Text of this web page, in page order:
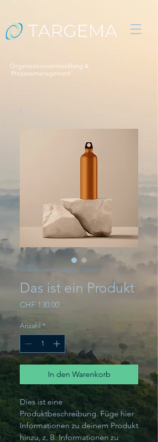
Organisationsentwicklung &
Prozessmanagement
Artikelnummer: 284215376135191
Das ist ein Produkt
CHF 130.00Preis
Anzahl *
In den Warenkorb
Dies ist eine
Produktbeschreibung. Füge hier
Informationen zu deinem Produkt
hinzu, z. B. Informationen zu